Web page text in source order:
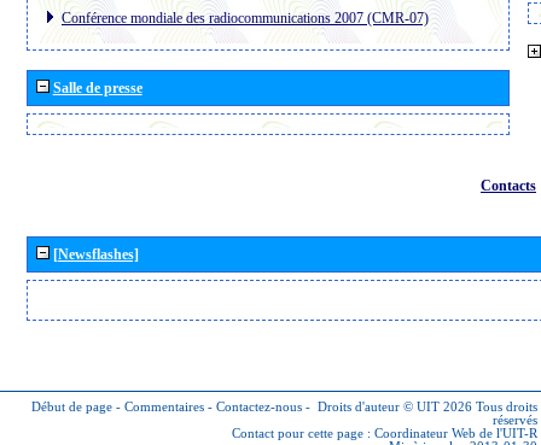
Conférence mondiale des radiocommunications 2007 (CMR-07)
Salle de presse
Contacts
[Newsflashes]
Début de page - Commentaires - Contactez-nous - Droits d'auteur © UIT 2026 Tous droits
réservés
Contact pour cette page : Coordinateur Web de l'UIT-R